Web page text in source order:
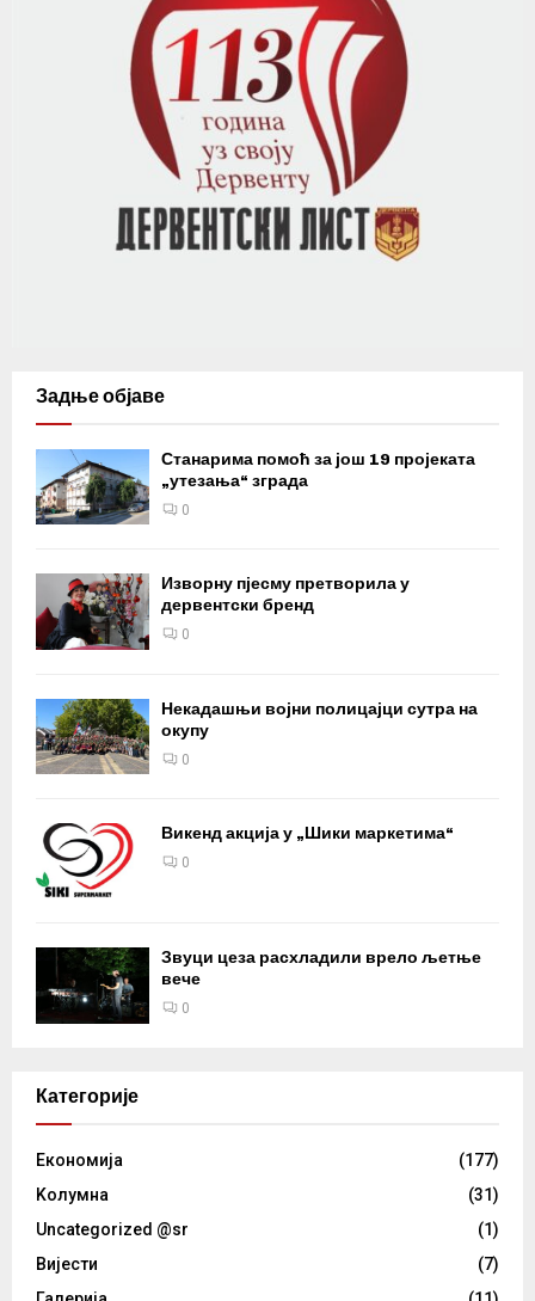
Задње објаве
Станарима помоћ за још 19 пројеката
„утезања“ зграда
0
Изворну пјесму претворила у
дервентски бренд
0
Некадашњи војни полицајци сутра на
окупу
0
Викенд акција у „Шики маркетима“
0
Звуци цеза расхладили врело љетње
вече
0
Категорије
Eкономија
(177)
Kолумнa
(31)
Uncategorized @sr
(1)
Вијести
(7)